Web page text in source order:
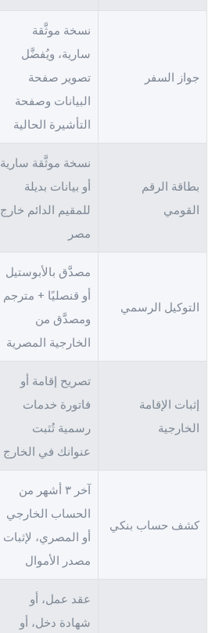
جواز السفر
نسخة موثَّقة
سارية، ويُفضَّل
تصوير صفحة
البيانات وصفحة
التأشيرة الحالية
بطاقة الرقم
القومي
نسخة موثَّقة سارية
أو بيانات بديلة
للمقيم الدائم خارج
مصر
التوكيل الرسمي
مصدَّق بالأبوستيل
أو قنصليًا + مترجم
ومصدَّق من
الخارجية المصرية
إثبات الإقامة
الخارجية
تصريح إقامة أو
فاتورة خدمات
رسمية تُثبت
عنوانك في الخارج
كشف حساب بنكي
آخر ٣ أشهر من
الحساب الخارجي
أو المصري، لإثبات
مصدر الأموال
عقد عمل، أو
شهادة دخل، أو